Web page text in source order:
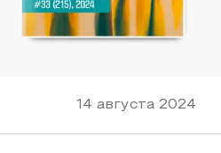
14 августа 2024